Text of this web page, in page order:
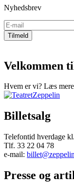
Nyhedsbrev
Velkommen
Hvem er vi? Læs
Billetsalg
Telefontid hverdage
Tlf. 33 22 04 78
e-mail:
Presse og